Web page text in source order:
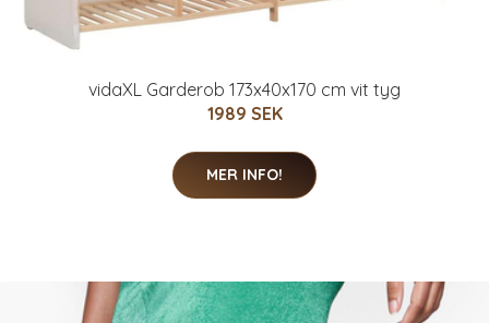
vidaXL Garderob 173x40x170 cm vit tyg
1989 SEK
MER INFO!